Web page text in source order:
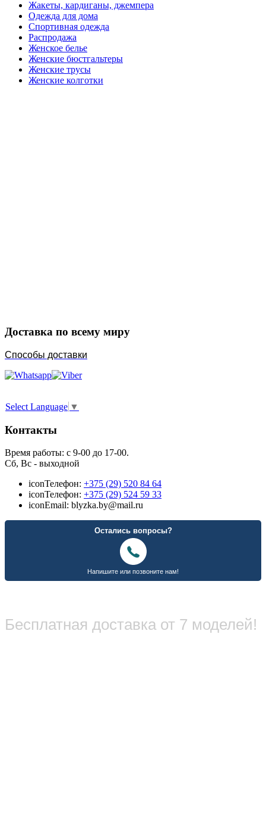
Жакеты, кардиганы, джемпера
Одежда для дома
Спортивная одежда
Распродажа
Женское белье
Женские бюстгальтеры
Женские трусы
Женские колготки
Доставка по всему миру
Способы доставки
Select Language ▼
Контакты
Время работы: с 9-00 до 17-00.
Сб, Вс - выходной
iconТелефон: +375 (29) 520 84 64
iconТелефон: +375 (29) 524 59 33
iconEmail: blyzka.by@mail.ru
Бесплатная доставка от 7 моделей!